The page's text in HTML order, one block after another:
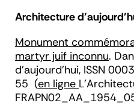
Architecture
Monument
martyr juif inconnu.
d'aujourd'hui, ISSN
55 (en ligne